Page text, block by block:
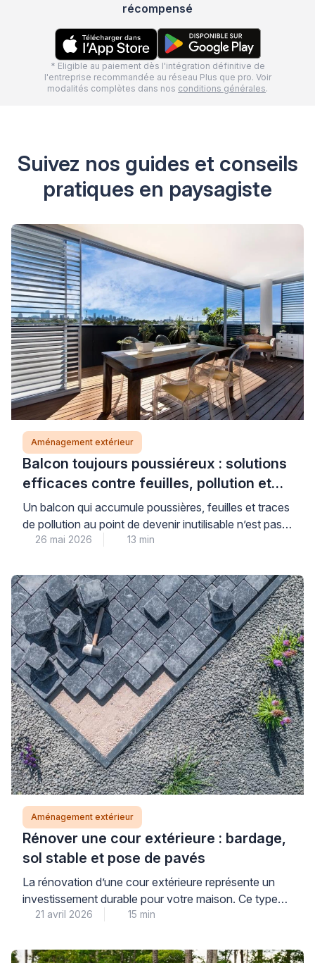
récompensé
* Eligible au paiement dès l'intégration définitive de
l'entreprise recommandée au réseau Plus que pro. Voir
modalités complètes dans nos conditions générales.
Suivez nos guides et conseils
pratiques en paysagiste
Aménagement extérieur
Balcon toujours poussiéreux : solutions
efficaces contre feuilles, pollution et
saletés (sans fermer entièrement)
Un balcon qui accumule poussières, feuilles et traces
de pollution au point de devenir inutilisable n’est pas
une fatalité : des solutions concrètes existent pour
nécessairement recourir à une fermeture totale qui
transformerait votre balcon en véranda. La clé réside
dans l’identification précise de la source
d’encrassement et le […]
26 mai 2026 13 min
Aménagement extérieur
Rénover une cour extérieure : bardage,
sol stable et pose de pavés
La rénovation d’une cour extérieure représente un
investissement durable pour votre maison. Ce type
de projet combine esthétique et fonctionnalité pour
transformation réussie nécessite une planification
21 avril 2026 15 min